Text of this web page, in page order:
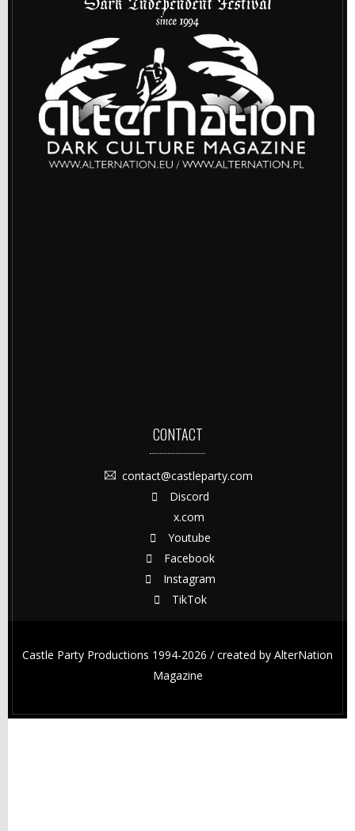
CONTACT
contact@castleparty.com
Discord
x.com
Youtube
Facebook
Instagram
TikTok
Castle Party Productions 1994-2026 / created by AlterNation
Magazine